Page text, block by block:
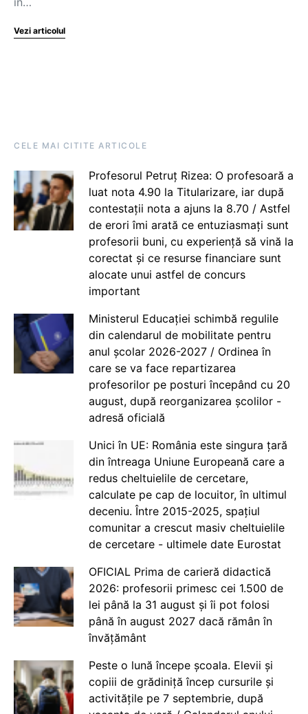
Vezi articolul
CELE MAI CITITE ARTICOLE
Profesorul Petruț Rizea: O profesoară a
luat nota 4.90 la Titularizare, iar după
contestații nota a ajuns la 8.70 / Astfel
de erori îmi arată ce entuziasmați sunt
profesorii buni, cu experiență să vină la
corectat și ce resurse financiare sunt
alocate unui astfel de concurs
important
Ministerul Educației schimbă regulile
din calendarul de mobilitate pentru
anul școlar 2026-2027 / Ordinea în
care se va face repartizarea
profesorilor pe posturi începând cu 20
august, după reorganizarea școlilor -
adresă oficială
Unici în UE: România este singura țară
din întreaga Uniune Europeană care a
redus cheltuielile de cercetare,
calculate pe cap de locuitor, în ultimul
deceniu. Între 2015-2025, spațiul
comunitar a crescut masiv cheltuielile
de cercetare - ultimele date Eurostat
OFICIAL Prima de carieră didactică
2026: profesorii primesc cei 1.500 de
lei până la 31 august și îi pot folosi
până în august 2027 dacă rămân în
învățământ
Peste o lună începe școala. Elevii și
copiii de grădiniță încep cursurile și
activitățile pe 7 septembrie, după